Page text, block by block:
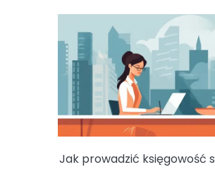
Jak prowadzić księgowość